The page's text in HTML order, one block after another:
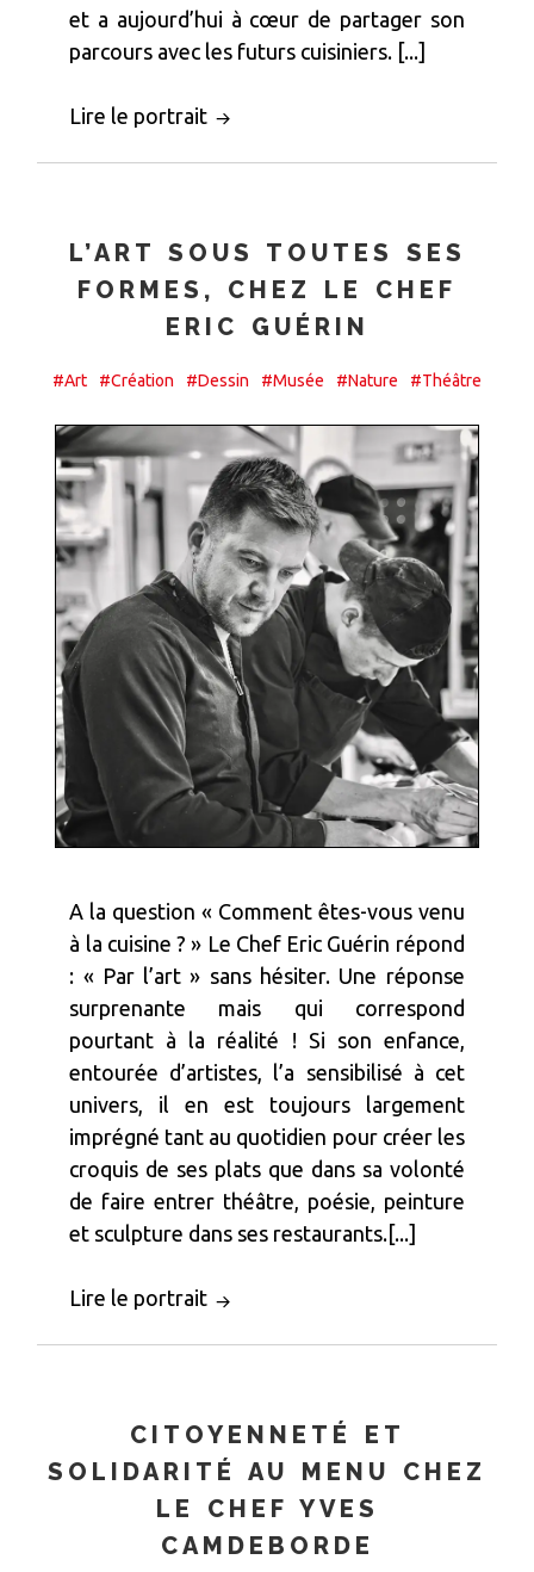
et a aujourd’hui à cœur de partager son
parcours avec les futurs cuisiniers. [...]
Lire le portrait
L’ART SOUS TOUTES SES
FORMES, CHEZ LE CHEF
ERIC GUÉRIN
#Art #Création #Dessin #Musée #Nature #Théâtre
A la question « Comment êtes-vous venu
à la cuisine ? » Le Chef Eric Guérin répond
: « Par l’art » sans hésiter. Une réponse
surprenante mais qui correspond
pourtant à la réalité ! Si son enfance,
entourée d’artistes, l’a sensibilisé à cet
univers, il en est toujours largement
imprégné tant au quotidien pour créer les
croquis de ses plats que dans sa volonté
de faire entrer théâtre, poésie, peinture
et sculpture dans ses restaurants.[...]
Lire le portrait
CITOYENNETÉ ET
SOLIDARITÉ AU MENU CHEZ
LE CHEF YVES
CAMDEBORDE